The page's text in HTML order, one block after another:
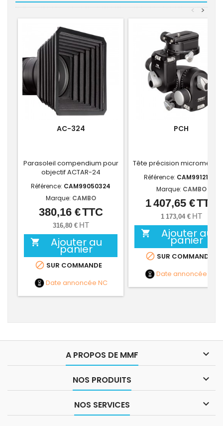
>
<
AC-324
Parasoleil compendium pour
objectif ACTAR-24
Référence: CAM99050324
Marque: CAMBO
Prix
380,16 €TTC
316,80 € HT
 Ajouter au
panier
 SUR COMMANDE
Date annoncée NC
PCH
Tête précision
Référence: CAM99121810
Marque: CAMBO
Prix
1 407,65 €TTC
1 173,04 € HT
 Ajouter au
panier
 SUR COMMANDE
Date annoncée
A PROPOS DE MMF 
NOS PRODUITS 
NOS SERVICES 